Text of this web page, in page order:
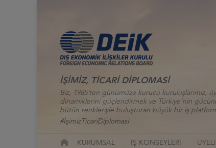
İŞİMİZ, TİCARİ DİPLOMASİ
Biz, 1985’ten günümüze kurucu kuruluşlarımız,
dinamiklerini güçlendirmek ve Türkiye’nin
bütün renkleriyle buluşturan büyük bir iş
#İşimizTicariDiplomasi
KURUMSAL İŞ KONSEYLERİ